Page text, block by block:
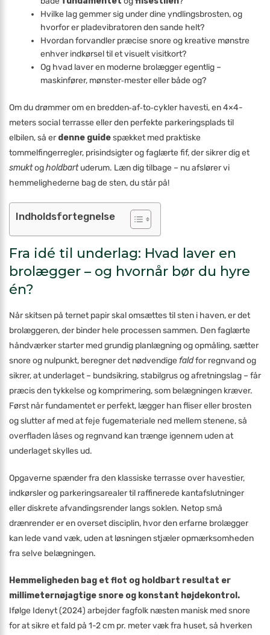
Hvilke lag gemmer sig under dine yndlingsbrosten, og
hvorfor er pladevibratoren den sande helt?
Hvordan forvandler præcise snore og kreative mønstre
enhver indkørsel til et visuelt visitkort?
Og hvad laver en moderne brolægger egentlig –
maskinfører, mønster‐mester eller både og?
Om du drømmer om en bredden‐af‐to‐cykler havesti, en 4×4-
meters social terrasse eller den perfekte parkeringsplads til
elbilen, så erdenne guidespækket med praktiske
tommelfingerregler, prisindsigter og faglærte fif, der sikrer dig et
smuktogholdbartuderum. Læn dig tilbage – nu afslører vi
hemmelighederne bag de sten, du står på!
Indholdsfortegnelse
Fra idé til underlag: Hvad laver en
brolægger – og hvornår bør du hyre
én?
Når skitsen på ternet papir skal omsættes til sten i haven, er det
brolæggeren, der binder hele processen sammen. Den faglærte
håndværker starter med grundig planlægning og opmåling, sætter
snore og nulpunkt, beregner det nødvendigefaldfor regnvand og
sikrer, at underlaget – bundsikring, stabilgrus og afretningslag – får
præcis den tykkelse og komprimering, som belægningen kræver.
Først når fundamentet er perfekt, lægger han fliser eller brosten
og slutter af med at feje fugemateriale ned mellem stenene, så
overfladen låses og regnvand kan trænge igennem uden at
underlaget skylles ud.
Opgaverne spænder fra den klassiske terrasse over havestier,
indkørsler og parkeringsarealer til raffinerede kantafslutninger
eller diskrete afvandingsrender langs soklen. Netop små
drænrender er en overset disciplin, hvor den erfarne brolægger
kan lede vand væk, uden at løsningen stjæler opmærksomheden
fra selve belægningen.
Hemmeligheden bag et flot og holdbart resultat er
millimeternøjagtige snore og konstant højdekontrol.
Ifølge Idenyt (2024) arbejder fagfolk næsten manisk med snore
for at sikre et fald på 1-2 cm pr. meter væk fra huset, så hverken